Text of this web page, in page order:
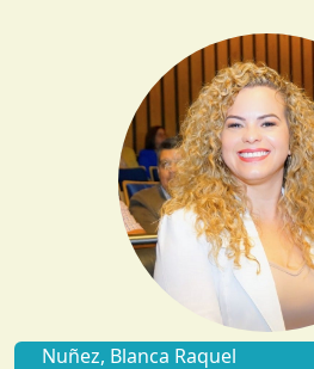
Nuñez, Blanca Raquel